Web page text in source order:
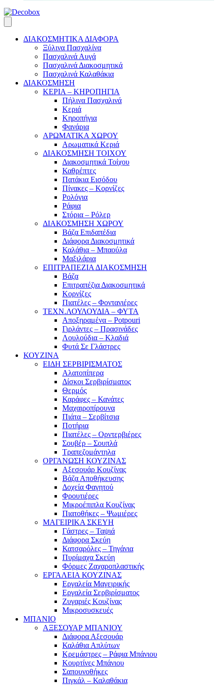
ΔΙΑΚΟΣΜΗΤΙΚΑ ΔΙΑΦΟΡΑ
Ξύλινα Πασχαλίνα
Πασχαλινά Αυγά
Πασχαλινά Διακοσμητικά
Πασχαλινά Καλαθάκια
ΔΙΑΚΟΣΜΗΣΗ
ΚΕΡΙΑ – ΚΗΡΟΠΗΓΙΑ
Πήλινα Πασχαλινά
Κεριά
Κηροπήγια
Φανάρια
ΑΡΩΜΑΤΙΚΑ ΧΩΡΟΥ
Αρωματικά Κεριά
ΔΙΑΚΟΣΜΗΣΗ ΤΟΙΧΟΥ
Διακοσμητικά Τοίχου
Καθρέπτες
Πατάκια Εισόδου
Πίνακες – Κορνίζες
Ρολόγια
Ράφια
Στόρια – Ρόλερ
ΔΙΑΚΟΣΜΗΣΗ ΧΩΡΟΥ
Βάζα Επιδαπέδια
Διάφορα Διακοσμητικά
Καλάθια – Μπαούλα
Μαξιλάρια
ΕΠΙΤΡΑΠΕΖΙΑ ΔΙΑΚΟΣΜΗΣΗ
Βάζα
Επιτραπέζια Διακοσμητικά
Κορνίζες
Πιατέλες – Φοντανιέρες
ΤΕΧΝ.ΛΟΥΛΟΥΔΙΑ – ΦΥΤΑ
Αποξηραμένα – Potpouri
Γιρλάντες – Πρασινάδες
Λουλούδια – Κλαδιά
Φυτά Σε Γλάστρες
ΚΟΥΖΙΝΑ
ΕΙΔΗ ΣΕΡΒΙΡΙΣΜΑΤΟΣ
Αλατοπίπερα
Δίσκοι Σερβιρίσματος
Θερμός
Καράφες – Κανάτες
Μαχαιροπίρουνα
Πιάτα – Σερβίτσια
Ποτήρια
Πιατέλες – Ορντερβιέρες
Σουβέρ – Σουπλά
Τραπεζομάντηλα
ΟΡΓΑΝΩΣΗ ΚΟΥΖΙΝΑΣ
Αξεσουάρ Κουζίνας
Βάζα Αποθήκευσης
Δοχεία Φαγητού
Φρουτιέρες
Μικροέπιπλα Κουζίνας
Πιατοθήκες – Ψωμιέρες
ΜΑΓΕΙΡΙΚΑ ΣΚΕΥΗ
Γάστρες – Ταψιά
Διάφορα Σκεύη
Κατσαρόλες – Τηγάνια
Πυρίμαχα Σκεύη
Φόρμες Ζαχαροπλαστικής
ΕΡΓΑΛΕΙΑ ΚΟΥΖΙΝΑΣ
Εργαλεία Μαγειρικής
Εργαλεία Σερβιρίσματος
Ζυγαριές Κουζίνας
Μικροσυσκευές
ΜΠΑΝΙΟ
ΑΞΕΣΟΥΑΡ ΜΠΑΝΙΟΥ
Διάφορα Αξεσουάρ
Καλάθια Απλύτων
Κρεμάστρες – Ράφια Μπάνιου
Κουρτίνες Μπάνιου
Σαπουνοθήκες
Πιγκάλ – Καλαθάκια